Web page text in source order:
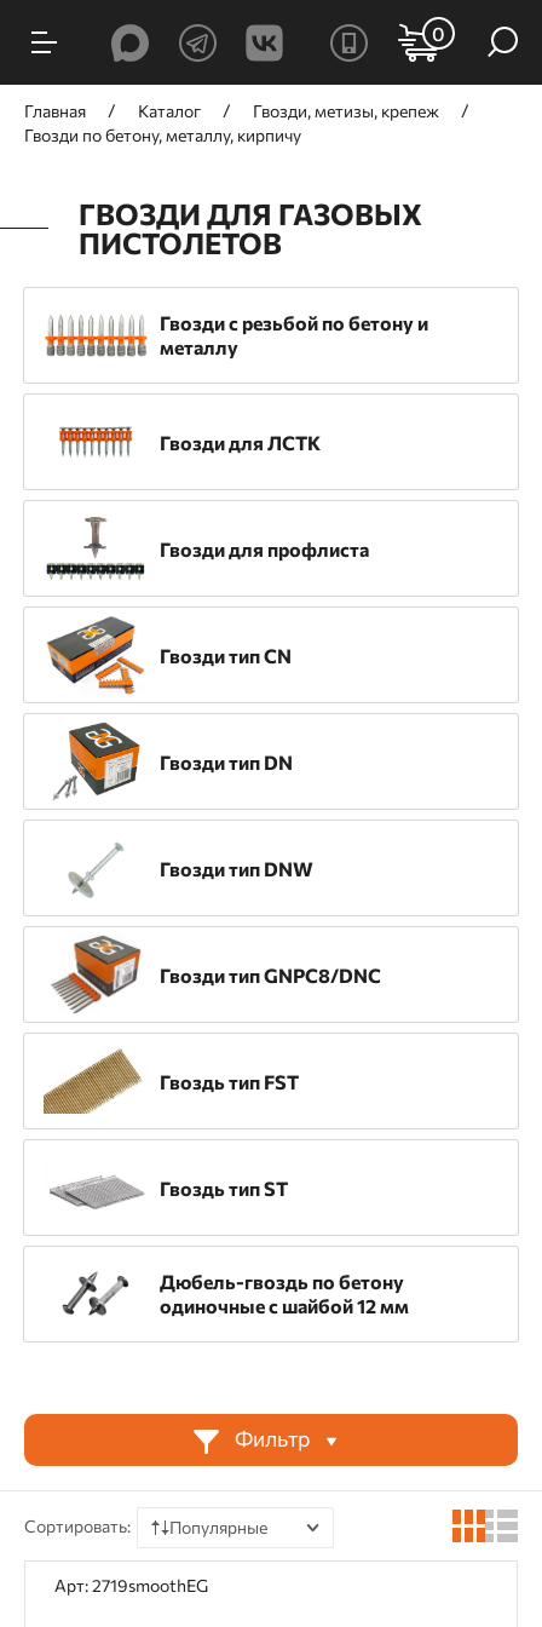
0
Главная Каталог
Гвозди, метизы, крепеж
Гвозди по бетону, металлу, кирпичу
ГВОЗДИ ДЛЯ ГАЗОВЫХ
ПИСТОЛЕТОВ
ФИЛЬТРЫ
Цена, ₽
Производитель
SPIT
Назначение
Для напольных покрытий
Инженерные системы
Монтаж ГКЛ
Монтаж опалубки
Монтаж профлиста
Натяжные потолки
Общестроительный монтаж
Отделочные работы
Электромонтажные работы
Материал применения
Бетон
Тонколистовой металл
Тип крепежа
Гвозди для ЛСТК
Гвозди тип DNW
Гвоздь CN
Гвоздь GNPC8/DNC
Гвоздь с резьбой
Гвоздь тип DN
Гвоздь тип FST
Гвоздь тип ST
Длина
Гвозди c резьбой по бетону и
металлу
Гвозди для ЛСТК
Гвозди для профлиста
Гвозди тип CN
Гвозди тип DN
Гвозди тип DNW
Гвозди тип GNPC8/DNC
Гвоздь тип FST
Гвоздь тип ST
Дюбель-гвоздь по бетону
одиночные с шайбой 12 мм
Фильтр
Сортировать: Популярные
Арт: 2719smoothEG